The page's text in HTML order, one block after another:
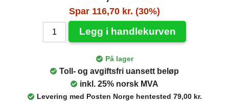
Spar 116,70 kr. (30%)
Legg i handlekurven
På lager
Toll- og avgiftsfri uansett beløp
inkl. 25% norsk MVA
Levering med Posten Norge hentested 79,00 kr.